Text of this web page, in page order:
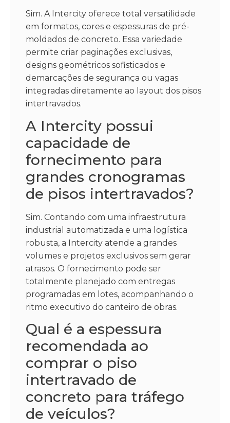
Sim. A Intercity oferece total versatilidade
em formatos, cores e espessuras de pré-
moldados de concreto. Essa variedade
permite criar paginações exclusivas,
designs geométricos sofisticados e
demarcações de segurança ou vagas
integradas diretamente ao layout dos pisos
intertravados.
A Intercity possui
capacidade de
fornecimento para
grandes cronogramas
de pisos intertravados?
Sim. Contando com uma infraestrutura
industrial automatizada e uma logística
robusta, a Intercity atende a grandes
volumes e projetos exclusivos sem gerar
atrasos. O fornecimento pode ser
totalmente planejado com entregas
programadas em lotes, acompanhando o
ritmo executivo do canteiro de obras.
Qual é a espessura
recomendada ao
comprar o piso
intertravado de
concreto para tráfego
de veículos?